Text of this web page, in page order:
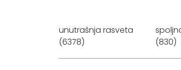
unutrašnja rasveta
(6378)
(830)